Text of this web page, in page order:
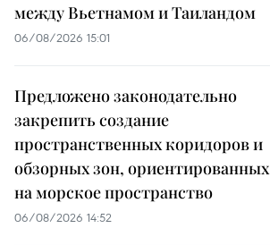
между Вьетнамом и Таиландом
06/08/2026 15:01
Предложено законодательно
закрепить создание
пространственных коридоров и
обзорных зон, ориентированных
на морское пространство
06/08/2026 14:52